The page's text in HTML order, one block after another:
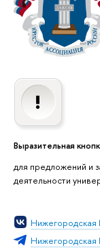
Выразительная
для предложений и
деятельности
Нижегородская
Нижегородская